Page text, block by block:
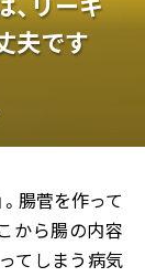
夫です
腸菅を作って
から腸の内容
てしまう病気